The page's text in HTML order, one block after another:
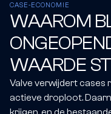
CASE-ECONOMIE
WAAROM
WAARDE
Valve verwijdert cases
actieve droploot.